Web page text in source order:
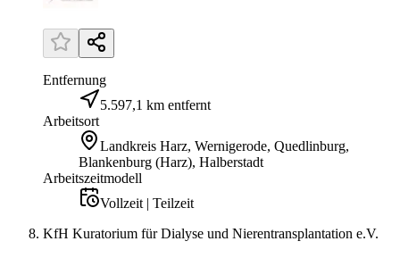
Entfernung
5.597,1 km entfernt
Arbeitsort
Landkreis Harz, Wernigerode, Quedlinburg,
Blankenburg (Harz), Halberstadt
Arbeitszeitmodell
Vollzeit | Teilzeit
KfH Kuratorium für Dialyse und Nierentransplantation e.V.